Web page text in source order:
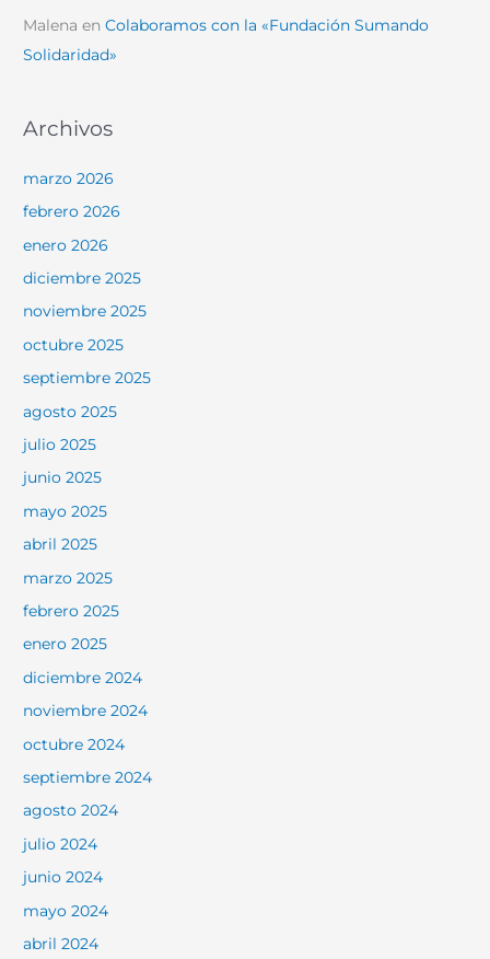
Malena enColaboramos con la «Fundación Sumando
Solidaridad»
Archivos
marzo 2026
febrero 2026
enero 2026
diciembre 2025
noviembre 2025
octubre 2025
septiembre 2025
agosto 2025
julio 2025
junio 2025
mayo 2025
abril 2025
marzo 2025
febrero 2025
enero 2025
diciembre 2024
noviembre 2024
octubre 2024
septiembre 2024
agosto 2024
julio 2024
junio 2024
mayo 2024
abril 2024